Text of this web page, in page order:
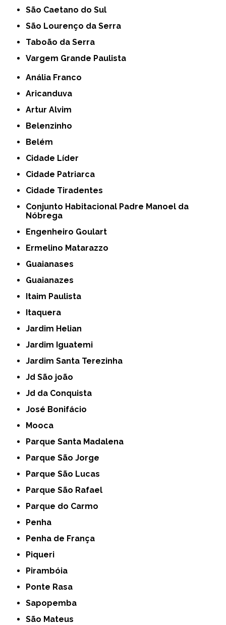
São Caetano do Sul
São Lourenço da Serra
Taboão da Serra
Vargem Grande Paulista
Anália Franco
Aricanduva
Artur Alvim
Belenzinho
Belém
Cidade Líder
Cidade Patriarca
Cidade Tiradentes
Conjunto Habitacional Padre Manoel da
Nóbrega
Engenheiro Goulart
Ermelino Matarazzo
Guaianases
Guaianazes
Itaim Paulista
Itaquera
Jardim Helian
Jardim Iguatemi
Jardim Santa Terezinha
Jd São joão
Jd da Conquista
José Bonifácio
Mooca
Parque Santa Madalena
Parque São Jorge
Parque São Lucas
Parque São Rafael
Parque do Carmo
Penha
Penha de França
Piqueri
Pirambóia
Ponte Rasa
Sapopemba
São Mateus